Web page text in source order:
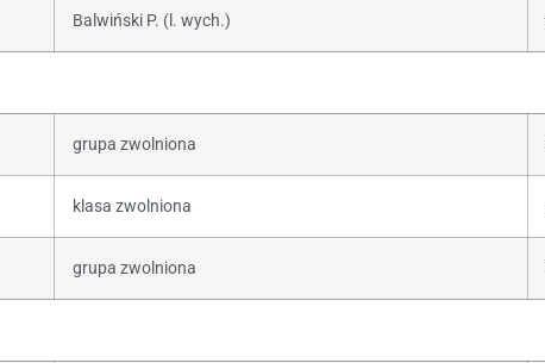
Balwiński P. (l. wych.)
grupa zwolniona
klasa zwolniona
grupa zwolniona